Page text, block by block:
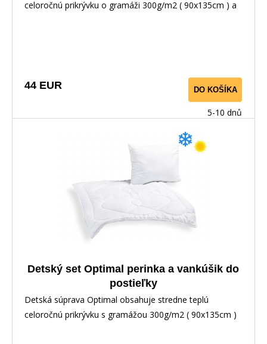
celoročnú prikrývku o gramáži 300g/m2 ( 90x135cm ) a
44 EUR DO KOŠÍKA
5-10 dnů
Detský set Optimal perinka a vankúšik do
postieľky
Detská súprava Optimal obsahuje stredne teplú
celoročnú prikrývku s gramážou 300g/m2 ( 90x135cm )